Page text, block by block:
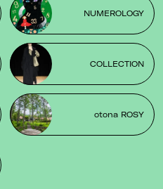
NUMEROLOGY
COLLECTION
otona ROSY